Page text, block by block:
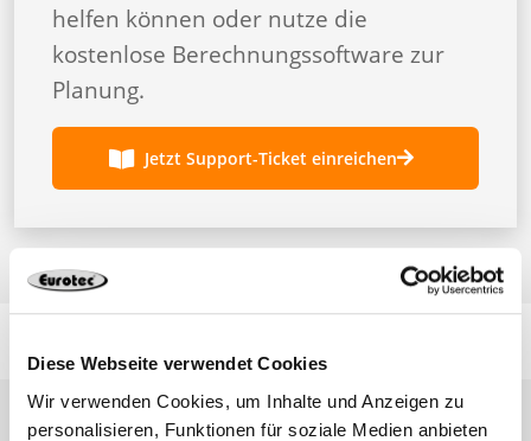
Diese Webseite verwendet Cookies
Wir verwenden Cookies, um Inhalte und Anzeigen zu
personalisieren, Funktionen für soziale Medien anbieten
helfen können oder nutze die
kostenlose Berechnungssoftware zur
Planung.
Jetzt Support-Ticket einreichen
Produkte
Terrassen- und Gartenbau
Ingenieurholzbau